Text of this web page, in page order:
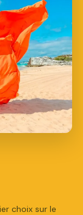
choix sur le